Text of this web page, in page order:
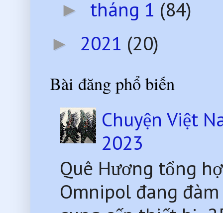
► tháng 1 (84)
► 2021 (20)
Bài đăng phổ biến
Chuyện Việt
2023
Quê Hương tổng
Omnipol đang